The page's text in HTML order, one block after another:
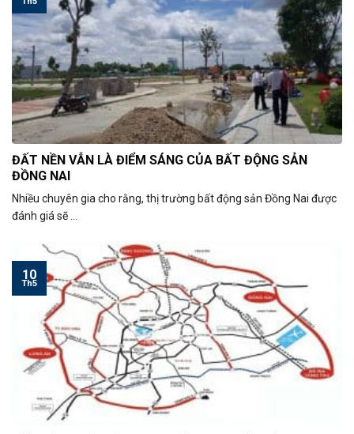
ĐẤT NỀN VẪN LÀ ĐIỂM SÁNG CỦA BẤT ĐỘNG SẢN
ĐỒNG NAI
Nhiều chuyên gia cho rằng, thị trường bất động sản Đồng Nai được
đánh giá sẽ ...
10
Th5